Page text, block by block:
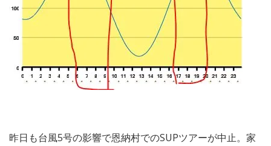
昨日も台風5号の影響で恩納村でのSUPツアーが中止。家